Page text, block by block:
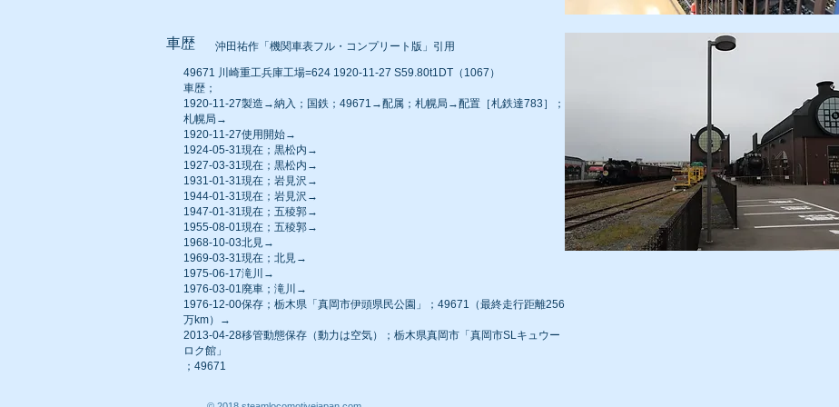
車歴 沖田祐作「機関車表フル・コンプリート版」引用
49671 川崎重工兵庫工場=624 1920-11-27 S59.80t1DT（1067）
車歴；
1920-11-27製造→納入；国鉄；49671→配属；札幌局→配置［札鉄達783］；
札幌局→
1920-11-27使用開始→
1924-05-31現在；黒松内→
1927-03-31現在；黒松内→
1931-01-31現在；岩見沢→
1944-01-31現在；岩見沢→
1947-01-31現在；五稜郭→
1955-08-01現在；五稜郭→
1968-10-03北見→
1969-03-31現在；北見→
1975-06-17滝川→
1976-03-01廃車；滝川→
1976-12-00保存；栃木県「真岡市伊頭県民公園」；49671（最終走行距離256
万km）→
2013-04-28移管動態保存（動力は空気）；栃木県真岡市「真岡市SLキュウー
ロク館」
；49671